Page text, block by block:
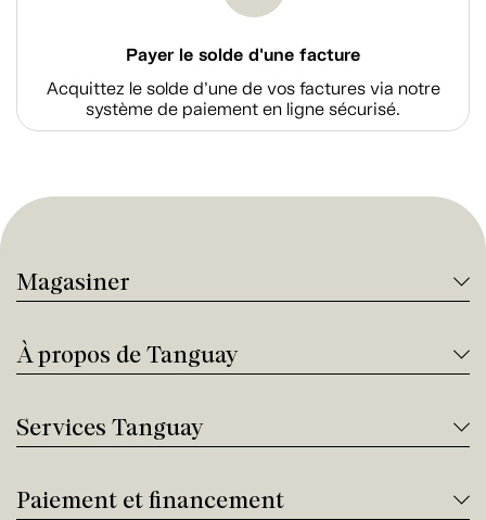
Payer le solde d'une facture
Acquittez le solde d’une de vos factures via notre
système de paiement en ligne sécurisé.
Magasiner
À propos de Tanguay
Services Tanguay
Paiement et financement